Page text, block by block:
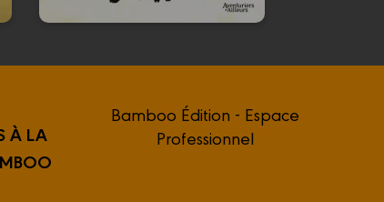
À LA
Bamboo Édition - Espace
Professionnel